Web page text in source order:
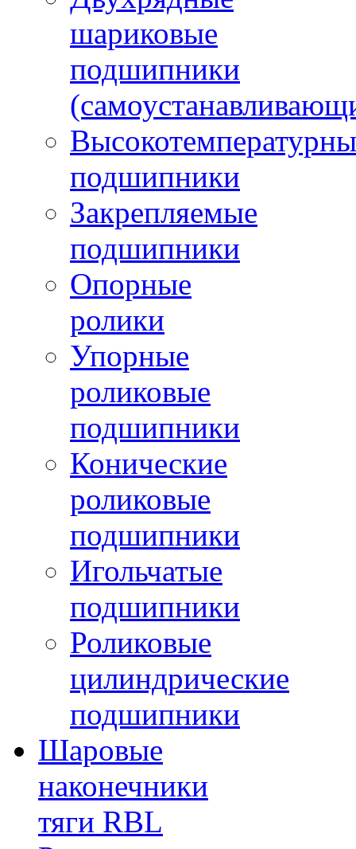
шариковые
подшипники
подшипники
Закрепляемые
подшипники
Опорные
ролики
Упорные
роликовые
подшипники
Конические
роликовые
подшипники
Игольчатые
подшипники
Роликовые
цилиндрические
подшипники
Шаровые
наконечники
тяги RBL